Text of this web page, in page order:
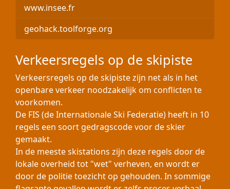
www.insee.fr
geohack.toolforge.org
Verkeersregels op de skipiste
Verkeersregels op de skipiste zijn net als in het
openbare verkeer noodzakelijk om conflicten te
voorkomen.
De FIS (de Internationale Ski Federatie) heeft in 10
regels een soort gedragscode voor de skier
gemaakt.
In de meeste skistations zijn deze regels door de
lokale overheid tot "wet" verheven, en wordt er
door de politie toezicht op gehouden. In sommige